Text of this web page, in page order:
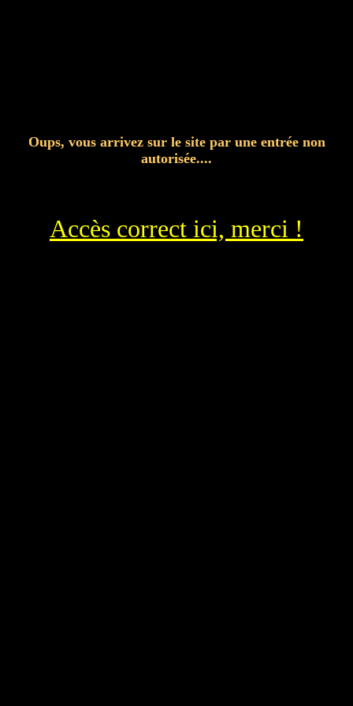
Oups, vous arrivez sur le site par une entrée non
autorisée....
Accès correct ici, merci !